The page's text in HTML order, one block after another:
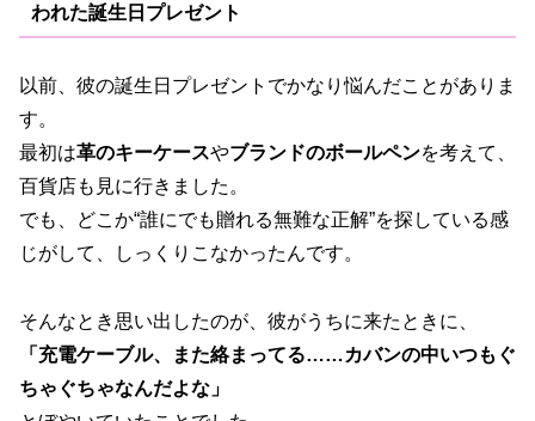
われた誕生日プレゼント
以前、彼の誕生日プレゼントでかなり悩んだことがありま
す。
最初は革のキーケースやブランドのボールペンを考えて、
百貨店も見に行きました。
でも、どこか“誰にでも贈れる無難な正解”を探している感
じがして、しっくりこなかったんです。
そんなとき思い出したのが、彼がうちに来たときに、
「充電ケーブル、また絡まってる……カバンの中いつもぐ
ちゃぐちゃなんだよな」